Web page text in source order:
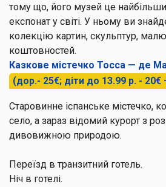
тому що, його музей це
експонат у світі. У ньому ви
колекцію картин, скульптур,
коштовностей.
Казкове містечко Тосса — де
(дор.- 25€; діти до 13.99 р. - 20€
Старовинне іспанське містечко,
село, а зараз відомий курорт з
дивовижною природою.
Переїзд в транзитний готель.
Ніч в готелі.